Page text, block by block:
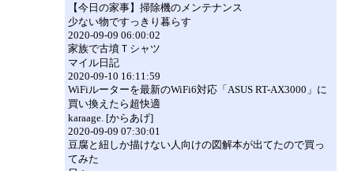
【今日の家事】掃除機のメンテナンス
少ない物ですっきり暮らす
2020-09-09 06:00:02
家族で古墳Ｔシャツ
マイル日記
2020-09-10 16:11:59
WiFiルーターを最新のWiFi6対応「ASUS RT-AX3000」に
買い換えたら超快適
karaage. [からあげ]
2020-09-09 07:30:01
豆腐と紐しか描けない人向けの図解本が出てたので買っ
てみた